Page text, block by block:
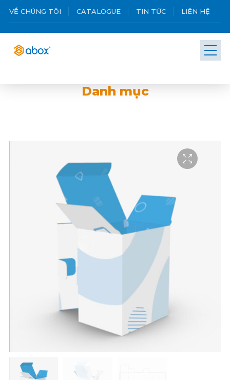
VỀ CHÚNG TÔI CATALOGUE TIN TỨC LIÊN HỆ
Danh mục